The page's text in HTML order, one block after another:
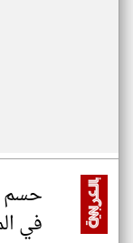
حسم
في